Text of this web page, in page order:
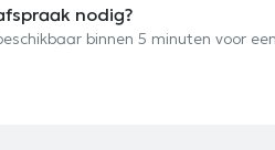
nodig?
binnen 5 minuten voor